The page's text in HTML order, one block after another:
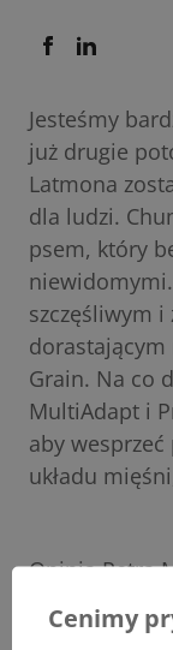
Jesteśmy
już drugie
Latmona
dla ludzi.
psem, który
szczęśliwym i
Grain. Na co
MultiAdapt i
aby
układu
Opinia Petra
Cenimy